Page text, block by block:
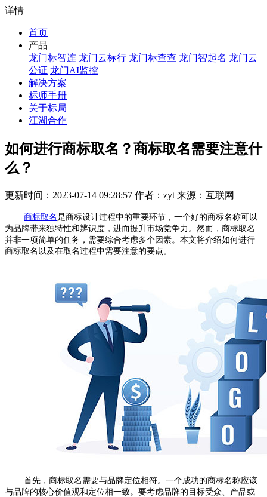
详情
首页
产品
龙门标智连 龙门云标行 龙门标查查 龙门智起名 龙门云
公证 龙门AI监控
解决方案
标师手册
关于标局
江湖合作
如何进行商标取名？商标取名需要注意什
么？
更新时间：2023-07-14 09:28:57 作者：zyt 来源：互联网
商标取名是商标设计过程中的重要环节，一个好的商标名称可以
为品牌带来独特性和辨识度，进而提升市场竞争力。然而，商标取名
并非一项简单的任务，需要综合考虑多个因素。本文将介绍如何进行
商标取名以及在取名过程中需要注意的要点。
首先，商标取名需要与品牌定位相符。一个成功的商标名称应该
与品牌的核心价值观和定位相一致。要考虑品牌的目标受众、产品或